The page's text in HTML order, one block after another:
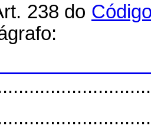
238 do